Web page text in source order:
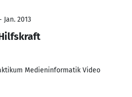
Jan. 2013
Medieninformatik Video